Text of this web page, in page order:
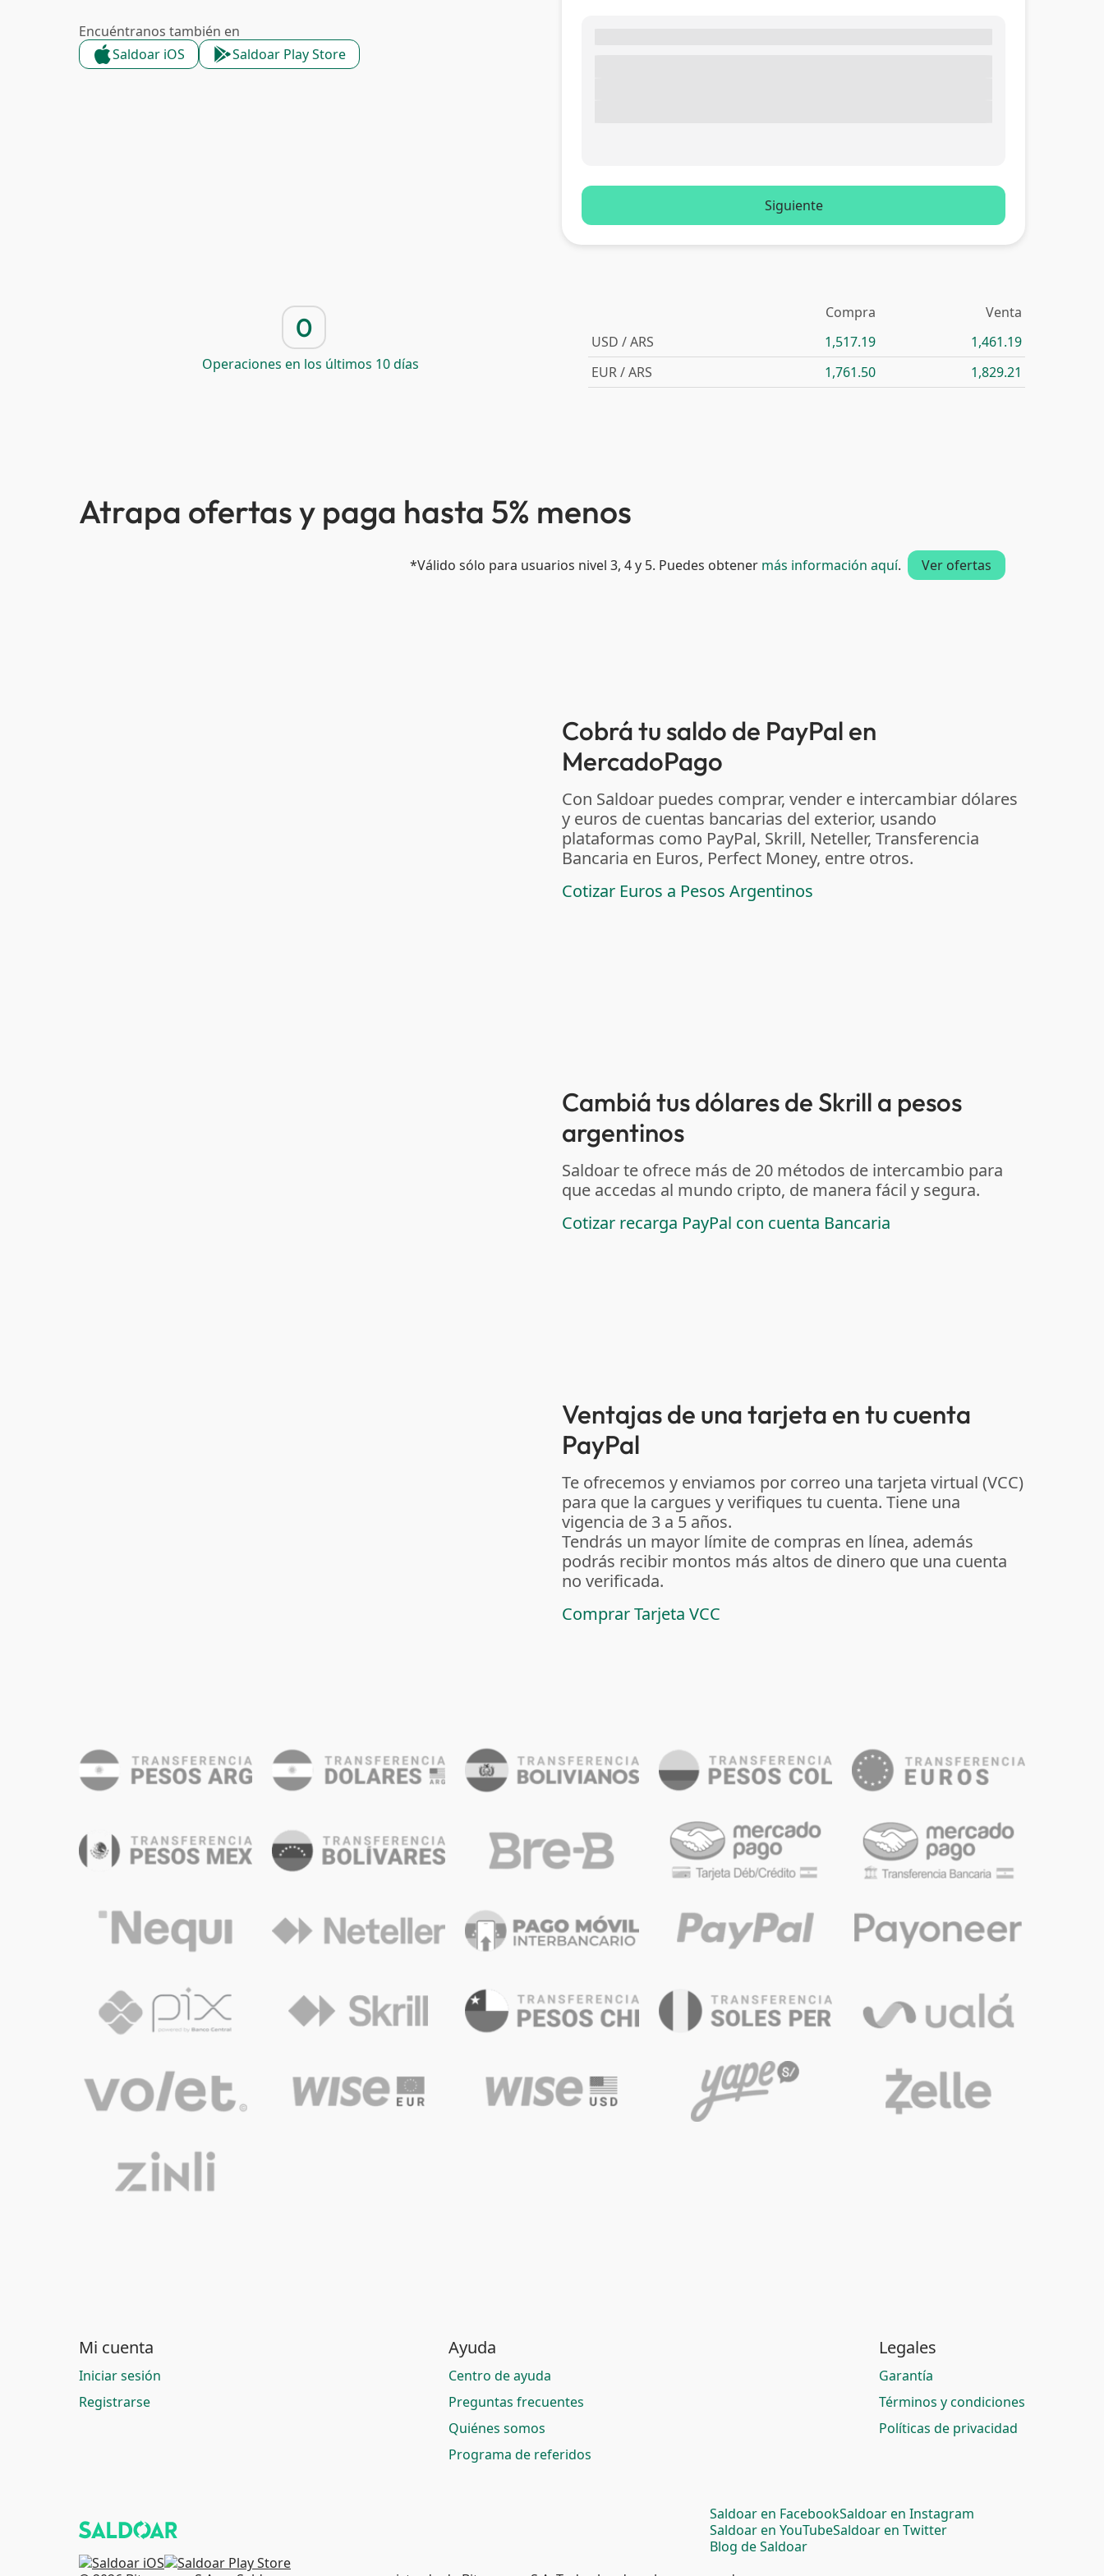
Encuéntranos también en
Saldoar iOS
Saldoar Play Store
Siguiente
0
Operaciones en los últimos 10 días
Compra
Venta
USD / ARS
1,517.19
1,461.19
EUR / ARS
1,761.50 1,829.21
Atrapa ofertas y paga hasta 5% menos
*Válido sólo para usuarios nivel 3, 4 y 5. Puedes obtener más información aquí. Ver ofertas
Cobrá tu saldo de PayPal en
MercadoPago
Con Saldoar puedes comprar, vender e intercambiar dólares
y euros de cuentas bancarias del exterior, usando
plataformas como PayPal, Skrill, Neteller, Transferencia
Bancaria en Euros, Perfect Money, entre otros.
Cotizar Euros a Pesos Argentinos
Cambiá tus dólares de Skrill a pesos
argentinos
Saldoar te ofrece más de 20 métodos de intercambio para
que accedas al mundo cripto, de manera fácil y segura.
Cotizar recarga PayPal con cuenta Bancaria
Ventajas de una tarjeta en tu cuenta
PayPal
Te ofrecemos y enviamos por correo una tarjeta virtual (VCC)
para que la cargues y verifiques tu cuenta. Tiene una
vigencia de 3 a 5 años.
Tendrás un mayor límite de compras en línea, además
podrás recibir montos más altos de dinero que una cuenta
no verificada.
Comprar Tarjeta VCC
Mi cuenta
Iniciar sesión
Registrarse
Ayuda
Centro de ayuda
Preguntas frecuentes
Quiénes somos
Programa de referidos
Legales
Garantía
Términos y condiciones
Políticas de privacidad
Saldoar en FacebookSaldoar en Instagram
Saldoar en YouTubeSaldoar en Twitter
Blog de Saldoar